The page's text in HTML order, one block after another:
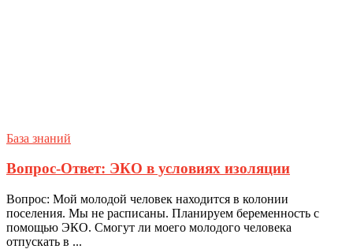
База знаний
Вопрос-Ответ: ЭКО в условиях изоляции
Вопрос: Мой молодой человек находится в колонии
поселения. Мы не расписаны. Планируем беременность с
помощью ЭКО. Смогут ли моего молодого человека
отпускать в ...